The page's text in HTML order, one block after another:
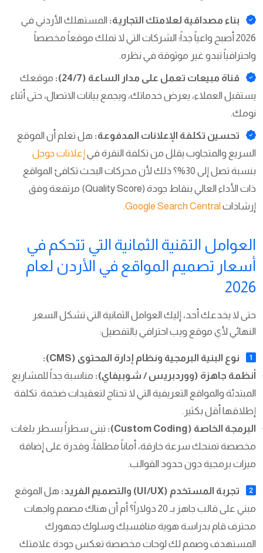
بناء مصداقية لعلامتك التجارية: المستهلك الأردني في
2026 أصبح واعياً جداً؛ الشركات التي لا تملك موقعاً مخصصاً
واحترافياً تبدو غير موثوقة في نظره.
قناة مبيعات تعمل على مدار الساعة (24/7):
موقعك
يستقبل العملاء، يعرض خدماتك، ويجمع بيانات الاتصال، حتى أثناء
نومك.
تحسين تكلفة الإعلانات المدفوعة: هل تعلم أن الموقع
السريع والمتجاوب يقلل من تكلفة النقرة فيإعلانات جوجل
بنسبة تصل إلى 30%؟ ذلك لأن محركات البحث تكافئ المواقع
ذات الأداء العالي بنقاط جودة (Quality Score) مرتفعة وفق
إرشاداتGoogle Search Central
.
العوامل التقنية الثمانية التي تتحكم في
أسعار تصميم المواقع في الأردن لعام
2026
حتى لا يخدعك أحد، إليك العوامل الثمانية التي تشكل السعر
النهائي لأي موقع ويب احترافي بالتفصيل:
نوع البنية البرمجية ونظام إدارة المحتوى (CMS):
أنظمة جاهزة (ووردبريس / شوبيفاي): مناسبة جداً للمشاريع
المبتدئة والمواقع التعريفية التي لا تحتاج لتعقيدات ضخمة. تكلفة
إطلاقها أقل بكثير.
البرمجة الخاصة (Custom Coding):
تبنى سطراً بسطر بلغات
مخصصة تمنحك سرعة خارقة، أماناً مطلقاً، وقدرة على إضافة
ميزات برمجية دون حدود القوالب.
تجربة المستخدم (UI/UX) والتصميم الفريد:
هل الموقع
مبني على قالب جاهز بـ 20 دولاراً؟ أم أن هناك مصمم واجهات
محترف قام بدراسة هوية منافسيك وسلوك جمهورك
المستهدف وصمم لك لوحات مخصصة تعكس جودة علامتك